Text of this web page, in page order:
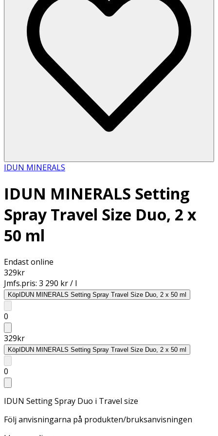
IDUN MINERALS
IDUN MINERALS Setting
Spray Travel Size Duo, 2 x
50 ml
Endast online
329kr
Jmfs.pris: 3 290 kr / l
KöpIDUN MINERALS Setting Spray Travel Size Duo, 2 x 50 ml
0
329kr
KöpIDUN MINERALS Setting Spray Travel Size Duo, 2 x 50 ml
0
IDUN Setting Spray Duo i Travel size
Följ anvisningarna på produkten/bruksanvisningen